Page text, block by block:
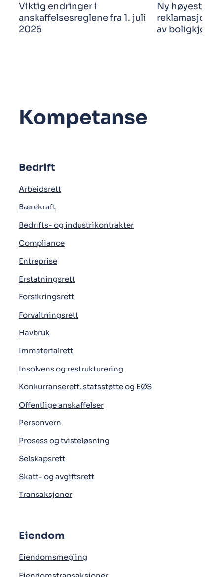
Viktig endringer i
anskaffelsesreglene fra 1. juli
2026
Ny
av boligkjøp
Kompetanse
Bedrift
Arbeidsrett
Bærekraft
Bedrifts- og industrikontrakter
Compliance
Entreprise
Erstatningsrett
Forsikringsrett
Forvaltningsrett
Havbruk
Immaterialrett
Insolvens og restrukturering
Konkurranserett, statsstøtte og EØS
Offentlige anskaffelser
Personvern
Prosess og tvisteløsning
Selskapsrett
Skatt- og avgiftsrett
Transaksjoner
Eiendom
Eiendomsmegling
Eiendomstransaksjoner